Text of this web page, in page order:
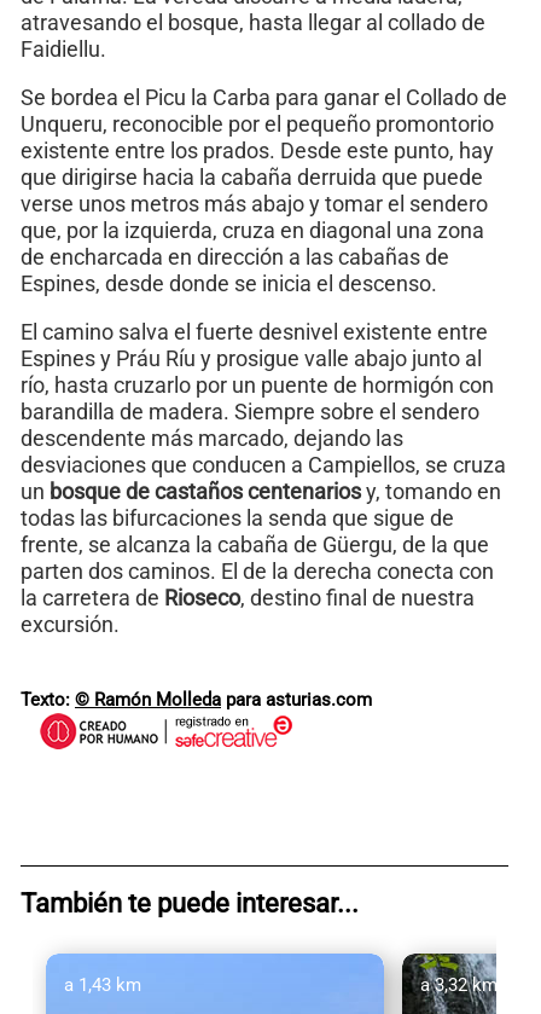
atravesando el bosque, hasta llegar al collado de
Faidiellu.
Se bordea el Picu la Carba para ganar el Collado de
Unqueru, reconocible por el pequeño promontorio
existente entre los prados. Desde este punto, hay
que dirigirse hacia la cabaña derruida que puede
verse unos metros más abajo y tomar el sendero
que, por la izquierda, cruza en diagonal una zona
de encharcada en dirección a las cabañas de
Espines, desde donde se inicia el descenso.
El camino salva el fuerte desnivel existente entre
Espines y Práu Ríu y prosigue valle abajo junto al
río, hasta cruzarlo por un puente de hormigón con
barandilla de madera. Siempre sobre el sendero
descendente más marcado, dejando las
desviaciones que conducen a Campiellos, se cruza
un bosque de castaños centenariosy, tomando en
todas las bifurcaciones la senda que sigue de
frente, se alcanza la cabaña de Güergu, de la que
parten dos caminos. El de la derecha conecta con
la carretera de Rioseco, destino final de nuestra
excursión.
Texto: © Ramón Molleda para asturias.com
También te puede interesar...
a 1,43 km a 3,32 km